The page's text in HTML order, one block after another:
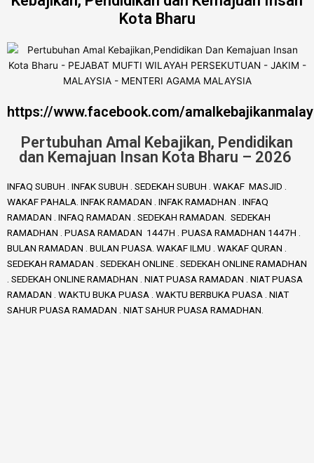
Kota Bharu
https://www.facebook.com/
Pertubuhan Amal Kebajikan, Pendidikan
dan Kemajuan Insan Kota Bharu – 2026
INFAQ SUBUH . INFAK SUBUH . SEDEKAH SUBUH . WAKAF MASJID .
WAKAF PAHALA. INFAK RAMADAN . INFAK RAMADHAN . INFAQ
RAMADAN . INFAQ RAMADAN . SEDEKAH RAMADAN. SEDEKAH
RAMADHAN . PUASA RAMADAN 1447H . PUASA RAMADHAN 1447H .
BULAN RAMADAN . BULAN PUASA. WAKAF ILMU . WAKAF QURAN .
SEDEKAH RAMADAN . SEDEKAH ONLINE . SEDEKAH ONLINE RAMADHAN
. SEDEKAH ONLINE RAMADHAN . NIAT PUASA RAMADAN . NIAT PUASA
RAMADAN . WAKTU BUKA PUASA . WAKTU BERBUKA PUASA . NIAT
SAHUR PUASA RAMADAN . NIAT SAHUR PUASA RAMADHAN.